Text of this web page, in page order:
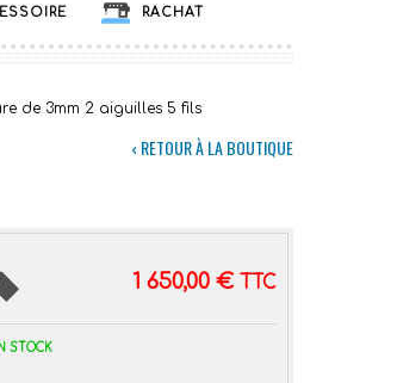
RACHAT
de 3mm 2 aiguilles 5 fils
‹ RETOUR À LA BOUTIQUE
1 650,00 € TTC
STOCK